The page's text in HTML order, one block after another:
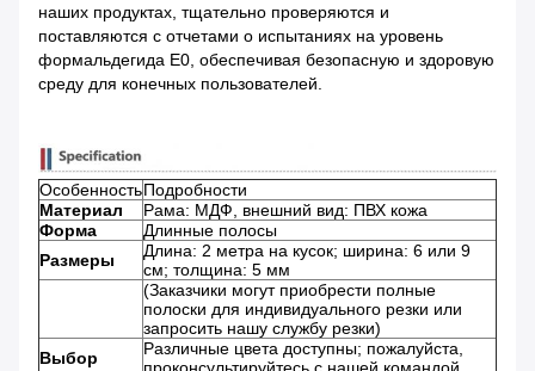
наших продуктах, тщательно проверяются и
поставляются с отчетами о испытаниях на уровень
формальдегида E0, обеспечивая безопасную и здоровую
среду для конечных пользователей.
ОсобенностьПодробности
Материал
Рама: МДФ, внешний вид: ПВХ кожа
Форма
Длинные полосы
Размеры
Длина: 2 метра на кусок; ширина: 6 или 9
см; толщина: 5 мм
(Заказчики могут приобрести полные
полоски для индивидуального резки или
запросить нашу службу резки)
Выбор
Различные цвета доступны; пожалуйста,